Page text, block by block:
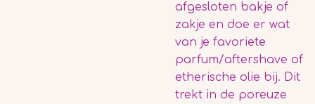
afgesloten bakje of
zakje en doe er wat
van je favoriete
parfum/aftershave of
etherische olie bij. Dit
trekt in de poreuze